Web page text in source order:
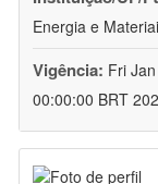
Energia e
Vigência: Fri
00:00:00 BRT